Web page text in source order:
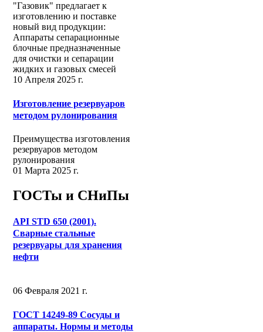
"Газовик" предлагает к
изготовлению и поставке
новый вид продукции:
Аппараты сепарационные
блочные предназначенные
для очистки и сепарации
жидких и газовых смесей
10 Апреля 2025 г.
Изготовление резервуаров
методом рулонирования
Преимущества изготовления
резервуаров методом
рулонирования
01 Марта 2025 г.
ГОСТы и СНиПы
API STD 650 (2001).
Сварные стальные
резервуары для хранения
нефти
06 Февраля 2021 г.
ГОСТ 14249-89 Сосуды и
аппараты. Нормы и методы